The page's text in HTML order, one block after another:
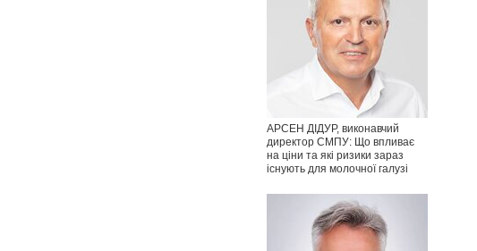
АРСЕН ДІДУР, виконавчий
директор СМПУ: Що впливає
на ціни та які ризики зараз
існують для молочної галузі